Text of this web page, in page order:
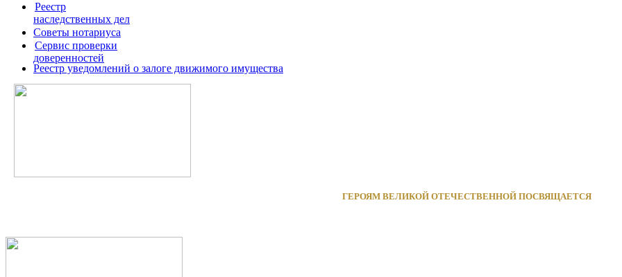
Реестр
наследственных дел
Советы нотариуса
Сервис проверки
доверенностей
Реестр уведомлений о залоге движимого имущества
ГЕРОЯМ ВЕЛИКОЙ ОТЕЧЕСТВЕННОЙ ПОСВЯЩАЕТСЯ